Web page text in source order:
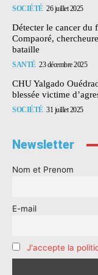
SOCIÉTÉ 26 juillet 2025
Détecter le cancer du
Compaoré,
bataille
SANTÉ 23 décembre 2025
CHU Yalgado
blessée victime
SOCIÉTÉ 31 juillet 2025
Newsletter
Nom et Prenom
E-mail
J'accepte la